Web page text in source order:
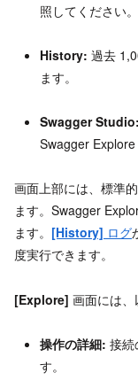
照してください。
History: 過去
ます。
Swagger Studio:
Swagger Explore
画面上部には、標準
ます。Swagger
ます。 [History] ログ
度実行できます。
[Explore] 画面には、
操作の詳細: 接続
す。